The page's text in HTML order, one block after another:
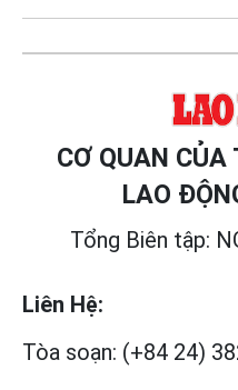
CƠ QUAN
LAO
Tổng Biên tập:
Liên Hệ:
Tòa soạn: (+84 24)